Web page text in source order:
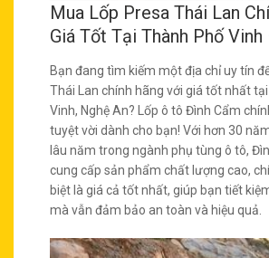
Mua Lốp Presa Thái Lan
Giá Tốt Tại Thành Phố
Bạn đang tìm kiếm một địa chỉ uy tín
Thái Lan chính hãng với giá tốt nhất
Vinh, Nghệ An? Lốp ô tô Đình Cẩm
tuyệt vời dành cho bạn! Với hơn 30
lâu năm trong ngành phụ tùng ô tô,
cung cấp sản phẩm chất lượng cao,
biệt là giá cả tốt nhất, giúp bạn tiết
mà vẫn đảm bảo an toàn và hiệu quả.